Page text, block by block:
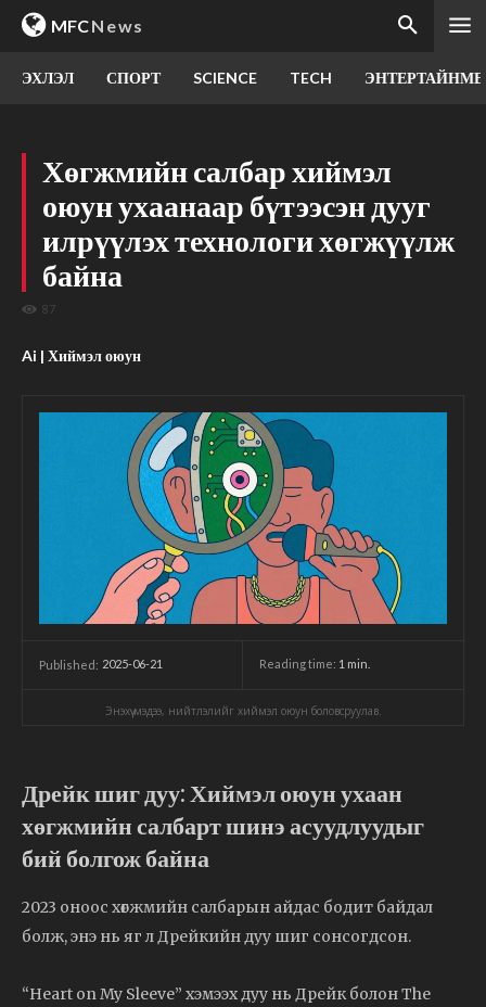
MFCNews
ЭХЛЭЛ СПОРТ SCIENCE TECH
Хөгжмийн салбар хиймэл
оюун ухаанаар бүтээсэн дууг
илрүүлэх технологи хөгжүүлж
байна
87
Ai | Хиймэл оюун
Published: 2025-06-21 Reading time: 1 min.
Энэхүү мэдээ, нийтлэлийг хиймэл оюун боловсруулав.
Дрейк шиг дуу: Хиймэл оюун ухаан
хөгжмийн салбарт шинэ асуудлуудыг
бий болгож байна
2023 оноос хөгжмийн салбарын айдас бодит байдал
болж, энэ нь яг л Дрейкийн дуу шиг сонсогдсон.
“Heart on My Sleeve” хэмээх дуу нь Дрейк болон The